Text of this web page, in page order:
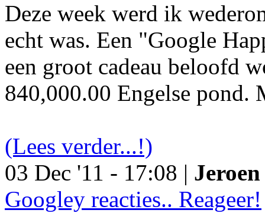
Deze week werd ik
echt was. Een "Google
een groot cadeau beloofd
840,000.00 Engelse pond.
(Lees verder...!)
03 Dec '11 - 17:08 |
Googley reacties.. Reageer!